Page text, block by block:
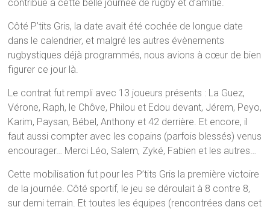
contribué à cette belle journée de rugby et d’amitié.
Côté P’tits Gris, la date avait été cochée de longue date
dans le calendrier, et malgré les autres évènements
rugbystiques déjà programmés, nous avions à cœur de bien
figurer ce jour là.
Le contrat fut rempli avec 13 joueurs présents : La Guez,
Vérone, Raph, le Chôve, Philou et Edou devant, Jérem, Peyo,
Karim, Paysan, Bébel, Anthony et 42 derrière. Et encore, il
faut aussi compter avec les copains (parfois blessés) venus
encourager… Merci Léo, Salem, Zyké, Fabien et les autres…
Cette mobilisation fut pour les P’tits Gris la première victoire
de la journée. Côté sportif, le jeu se déroulait à 8 contre 8,
sur demi terrain. Et toutes les équipes (rencontrées dans cet